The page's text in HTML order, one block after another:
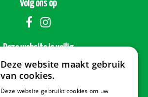
Volg ons op
Deze website is veilig
Deze website maakt gebruik
van cookies.
Deze website gebruikt cookies om uw